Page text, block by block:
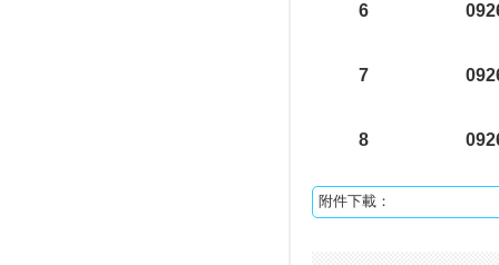
6
7
8
附件下載：